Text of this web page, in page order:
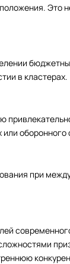
Это
в кластерах.
оборонного
при